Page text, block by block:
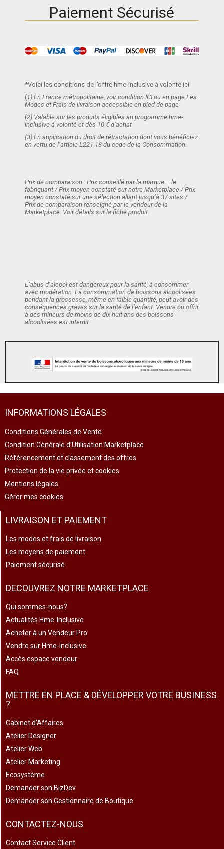
Paiement Sécurisé
*Voici les conditions de l’offre hme-inclusive à volonté ici
(1) En France métropolitaine, voir condition ICI ou en page Les
Modes et Frais de livraison accessible en pied de page
(2) Valable sur les produits éligibles au programme hme-
inclusive à volonté et dès 10 € d’achat
(3) En application du droit de rétractation dont vous bénéficiez
en vertu de l’article L221-18 du code de la Consommation.
Prix de comparaison : Prix conseillé par la marque – le
fabriquant / Prix moyen constaté sur notre Marketplace / Prix
moyen constaté sur une sélection allant jusqu’à 37 sites /
Prix de comparaison renseigné par le vendeur de la
Marketplace. Voir détails sur la fiche produit.
L’abus d’alcool est dangereux pour la santé, à consommer
avec modération. La consommation de boissons alcoolisées
pendant la grossesse, même en faible quantité, peut avoir des
conséquences graves sur la santé de l’enfant. Vendre ou offrir
à des mineurs de moins de dix-huit ans des boissons
alcoolisées est interdit.
INFORMATIONS LÉGALES
Conditions Générales de Vente
Condition Générale d’Utilisation Marketplace
Référencement et classement des offres
Protection de la vie privée et cookies
Mentions légales
Gérer mes cookies
LIVRAISON ET PAIEMENT
Les modes et frais de livraison
Les moyens de paiement
Paiement sécurisé
DECOUVREZ NOTRE MARKETPLACE
Qui sommes-nous?
Actualités Hme-Inclusive
Acheter à un Vendeur Pro
Vendre sur Hme-Inclusive
Accès espace vendeur
FAQ
METTRE EN PLACE & DÉVELOPPER VOTRE BUSINESS
?
Cabinet d’Affaires
Atelier Designer
Atelier Web
Atelier Marketing
Ecosystème
Demander son BizDev
Demander son Gestionnaire de Boutique
CONTACTEZ-NOUS
Contact Service Client